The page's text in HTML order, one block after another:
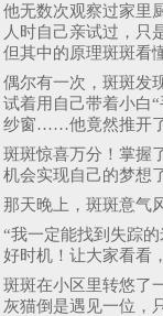
他无数次观察过家里
人时自己亲试过，只
但其中的原理斑斑看
偶尔有一次，斑斑发
试着用自己带着小白
纱窗……他竟然推开
斑斑惊喜万分！掌握
机会实现自己的梦想
那天晚上，斑斑意气
“我一定能找到失踪
好时机！让大家看看
斑斑在小区里转悠了
灰猫倒是遇见一位，